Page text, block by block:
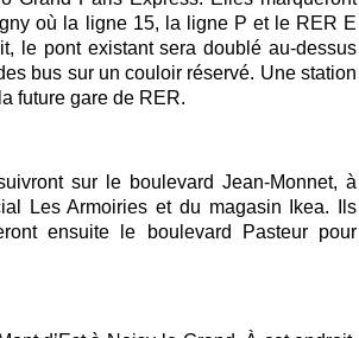
où la ligne 15, la ligne P et le RER E
le pont existant sera doublé au-dessus
bus sur un couloir réservé. Une station
future gare de RER.
sur le boulevard Jean-Monnet, à
Les Armoiries et du magasin Ikea. Ils
ensuite le boulevard Pasteur pour